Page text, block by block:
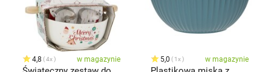
4,8 4x w magazynie 5,0 1x w magazynie